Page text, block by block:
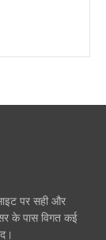
पर सही और
के पास विगत कई